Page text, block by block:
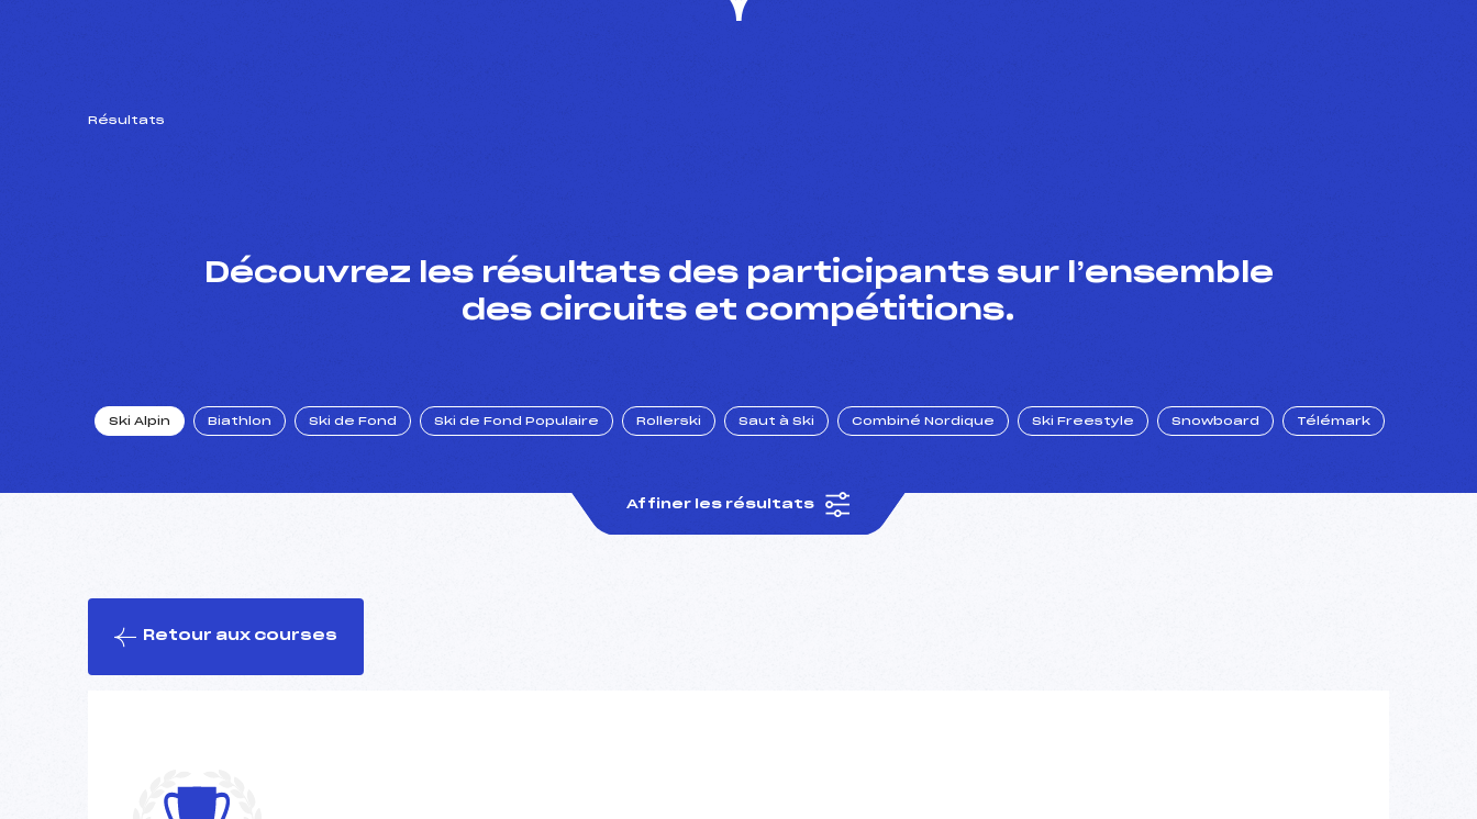
Résultats
Découvrez les résultats des participants sur l’ensemble
des circuits et compétitions.
Ski Alpin Biathlon Ski de Fond Ski de Fond Populaire Rollerski Saut à Ski Combiné Nordique Ski Freestyle Snowboard Télémark
Affiner les résultats
Retour aux courses